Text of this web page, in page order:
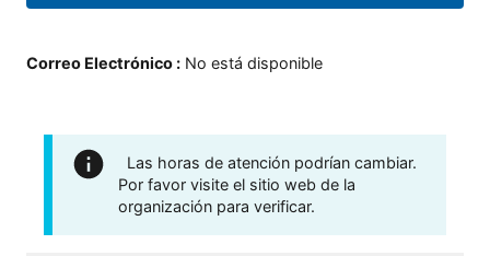
Correo Electrónico : No está disponible
Las horas de atención podrían cambiar.
Por favor visite el sitio web de la
organización para verificar.